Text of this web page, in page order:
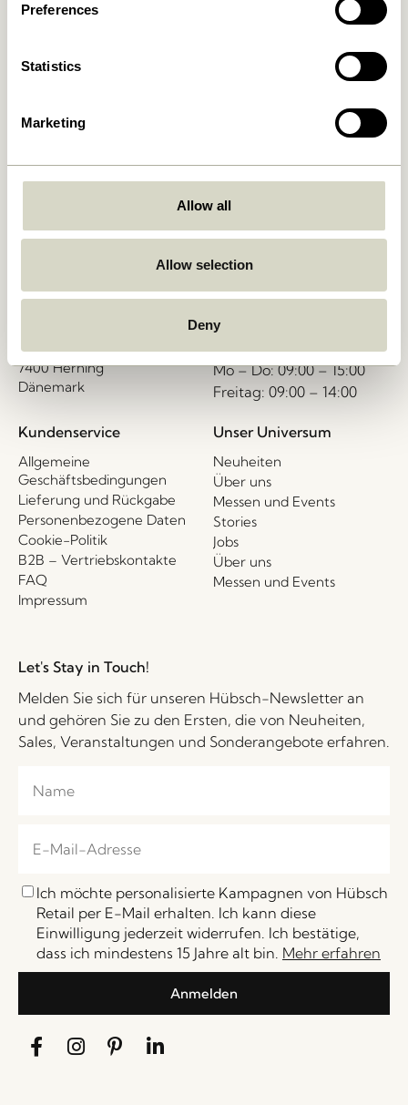
Preferences
Statistics
Marketing
Allow all
Allow selection
Deny
Hübsch Retail ApS (B2B)
HI-Park 381
7400 Herning
Dänemark
Rufen Sie uns an
Mo – Do: 09:00 – 15:00
Freitag: 09:00 – 14:00
Kundenservice
Allgemeine
Geschäftsbedingungen
Lieferung und Rückgabe
Personenbezogene Daten
Cookie-Politik
B2B – Vertriebskontakte
FAQ
Impressum
Unser Universum
Neuheiten
Über uns
Messen und Events
Stories
Jobs
Über uns
Messen und Events
Let's Stay in Touch!
Melden Sie sich für unseren Hübsch-Newsletter an
und gehören Sie zu den Ersten, die von Neuheiten,
Sales, Veranstaltungen und Sonderangebote erfahren.
Ich möchte personalisierte Kampagnen von Hübsch
Retail per E-Mail erhalten. Ich kann diese
Einwilligung jederzeit widerrufen. Ich bestätige,
dass ich mindestens 15 Jahre alt bin. Mehr erfahren
Anmelden